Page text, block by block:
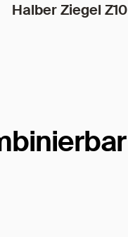
Halber Ziegel Z10